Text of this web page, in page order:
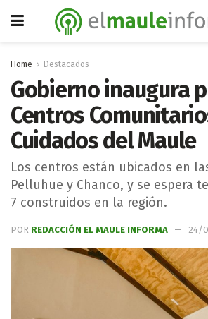
Home Destacados
Gobierno inaugura
Centros
Cuidados del Maule
Los centros están ubicados en
Pelluhue y Chanco, y se espera
7 construidos en la región.
POR REDACCIÓN EL MAULE INFORMA 24/